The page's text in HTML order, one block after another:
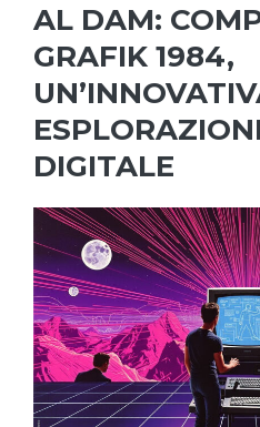
AL DAM:
GRAFIK 1984,
DIGITALE